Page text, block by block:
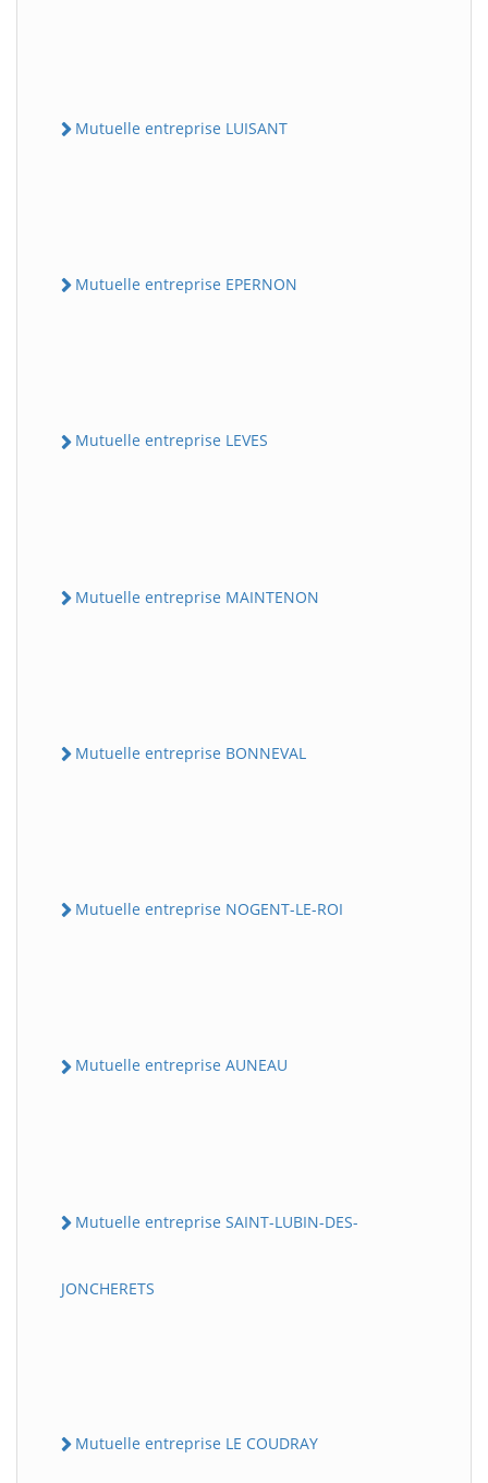
Mutuelle entreprise LUISANT
Mutuelle entreprise EPERNON
Mutuelle entreprise LEVES
Mutuelle entreprise MAINTENON
Mutuelle entreprise BONNEVAL
Mutuelle entreprise NOGENT-LE-ROI
Mutuelle entreprise AUNEAU
Mutuelle entreprise SAINT-LUBIN-DES-
JONCHERETS
Mutuelle entreprise LE COUDRAY